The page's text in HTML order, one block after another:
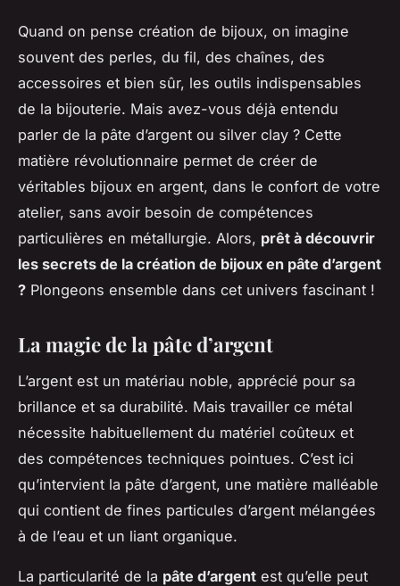
Quand on pense création de bijoux, on imagine
souvent des perles, du fil, des chaînes, des
accessoires et bien sûr, les outils indispensables
de la bijouterie. Mais avez-vous déjà entendu
parler de la pâte d’argent ou silver clay ? Cette
matière révolutionnaire permet de créer de
véritables bijoux en argent, dans le confort de votre
atelier, sans avoir besoin de compétences
particulières en métallurgie. Alors, prêt à découvrir
les secrets de la création de bijoux en pâte d’argent
? Plongeons ensemble dans cet univers fascinant !
La magie de la pâte d’argent
L’argent est un matériau noble, apprécié pour sa
brillance et sa durabilité. Mais travailler ce métal
nécessite habituellement du matériel coûteux et
des compétences techniques pointues. C’est ici
qu’intervient la pâte d’argent, une matière malléable
qui contient de fines particules d’argent mélangées
à de l’eau et un liant organique.
La particularité de la pâte d’argent est qu’elle peut